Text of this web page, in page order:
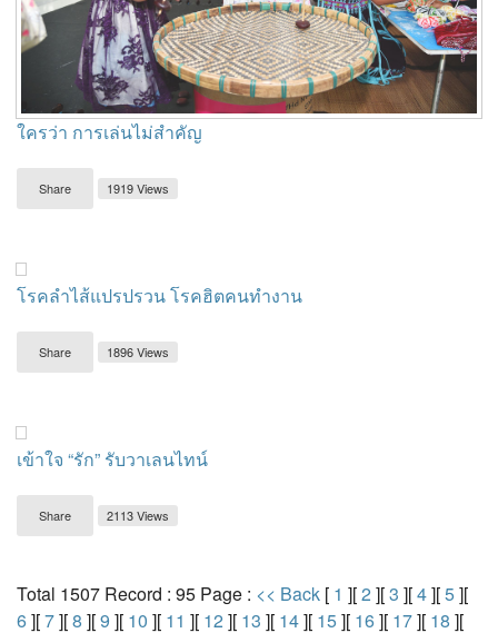
ใครว่า การเล่นไม่สำคัญ
Share 1919 Views
โรคลำไส้แปรปรวน โรคฮิตคนทำงาน
Share 1896 Views
เข้าใจ “รัก” รับวาเลนไทน์
Share 2113 Views
Total 1507 Record : 95 Page : << Back [ 1 ][2 ][3 ][4][5][
6][7][8 ][9 ][ 10 ][ 11 ][ 12 ][ 13 ][ 14][ 15][ 16][ 17][ 18 ][